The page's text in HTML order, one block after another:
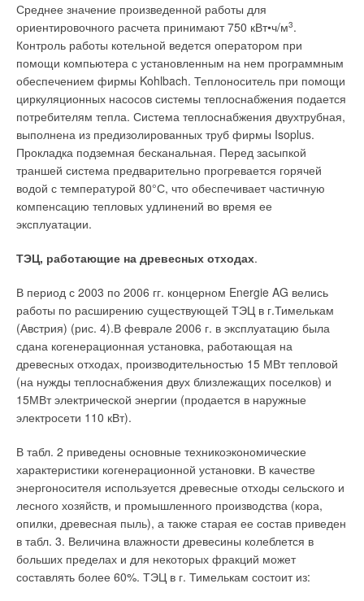
Среднее значение произведенной работы для
ориентировочного расчета принимают 750 кВт•ч/м3.
Контроль работы котельной ведется оператором при
помощи компьютера с установленным на нем программным
обеспечением фирмы Kohlbach. Теплоноситель при помощи
циркуляционных насосов системы теплоснабжения подается
потребителям тепла. Система теплоснабжения двухтрубная,
выполнена из предизолированных труб фирмы Isoplus.
Прокладка подземная бесканальная. Перед засыпкой
траншей система предварительно прогревается горячей
водой с температурой 80°С, что обеспечивает частичную
компенсацию тепловых удлинений во время ее
эксплуатации.
ТЭЦ, работающие на древесных отходах.
В период с 2003 по 2006 гг. концерном Energie AG велись
работы по расширению существующей ТЭЦ в г.Тимелькам
(Австрия) (рис. 4).В феврале 2006 г. в эксплуатацию была
сдана когенерационная установка, работающая на
древесных отходах, производительностью 15 МВт тепловой
(на нужды теплоснабжения двух близлежащих поселков) и
15МВт электрической энергии (продается в наружные
электросети 110 кВт).
В табл. 2 приведены основные техникоэкономические
характеристики когенерационной установки. В качестве
энергоносителя используется древесные отходы сельского и
лесного хозяйств, и промышленного производства (кора,
опилки, древесная пыль), а также старая ее состав приведен
в табл. 3. Величина влажности древесины колеблется в
больших пределах и для некоторых фракций может
составлять более 60%. ТЭЦ в г. Тимелькам состоит из:
Читайте по теме:
→ Barbi — металлопластиковые трубы №1
ЖУРНАЛ СОК ДЕКАБРЬ 2008
→ Теплый пол системы Barbi
ЖУРНАЛ СОК МАЙ 2008
→
Трубы системы Barbi — неотъемлемая часть
современных инженерных систем
→
Комплексная система трубопроводов Barbi — впервые
на рынке отопления
ЖУРНАЛ СОК ЯНВАРЬ 2007
→ Обзор систем защиты от протечек 2026
ЖУРНАЛ СОК ИЮНЬ 2026
Уведомления отключены
Комментарии
В этой теме еще нет комментариев
Добавить комментарий
Ваше имя *
Ваш E-mail *
Текст комментария